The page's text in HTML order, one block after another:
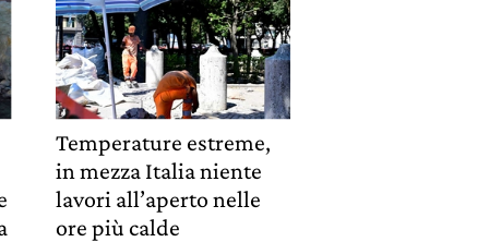
Temperature estreme,
in mezza Italia niente
lavori all’aperto nelle
ore più calde